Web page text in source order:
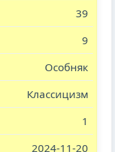
39
9
Особняк
Классицизм
1
2024-11-20